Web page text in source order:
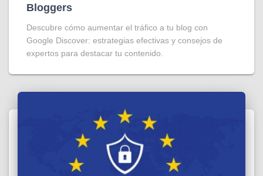
Bloggers
Descubre cómo aumentar el tráfico a tu blog con
Google Discover: estrategias efectivas y consejos de
expertos para destacar tu contenido.